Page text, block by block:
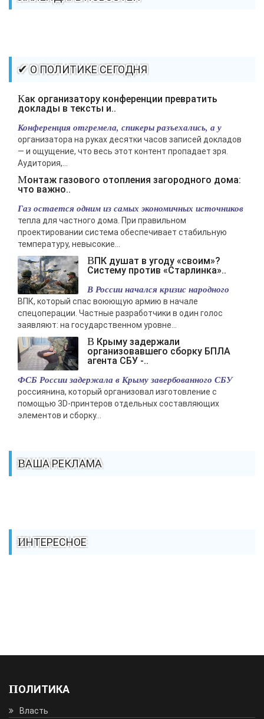
✔ О ПОЛИТИКЕ СЕГОДНЯ
Как организатору конференции превратить
доклады в тексты и..
Конференция отгремела, спикеры разъехались, а у
организатора на руках десятки часов записей докладов
— и ощущение, что весь этот контент пропадает зря.
Аудитория,...
Монтаж газового отопления загородного дома:
что важно..
Газ остается одним из самых экономичных источников
тепла для частного дома. При правильном
проектировании система обеспечивает стабильную
температуру, невысокие...
ВПК душат в угоду «своим»?
Систему против «Старлинка»..
В России начался кризис народного
ВПК, который спас воюющую армию в начале
спецоперации. Частные разработчики в один голос
заявляют: на государственном уровне...
В Крыму задержали
организовавшего сборку БПЛА
агента СБУ -..
ФСБ России задержала в Крыму завербованного СБУ
россиянина, который организовал изготовление с
помощью 3D-принтеров отдельных составляющих
элементов и сборку...
ВАША РЕКЛАМА
ИНТЕРЕСНОЕ
ПОЛИТИКА
Власть